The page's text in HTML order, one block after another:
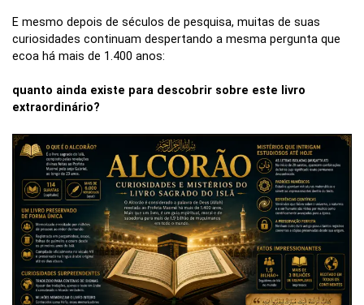
E mesmo depois de séculos de pesquisa, muitas de suas
curiosidades continuam despertando a mesma pergunta que
ecoa há mais de 1.400 anos:
quanto ainda existe para descobrir sobre este livro
extraordinário?